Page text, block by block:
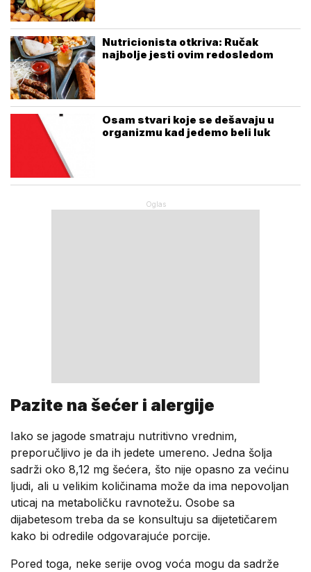
Nutricionista otkriva: Ručak
najbolje jesti ovim redosledom
Osam stvari koje se dešavaju u
organizmu kad jedemo beli luk
Pazite na šećer i alergije
Iako se jagode smatraju nutritivno vrednim,
preporučljivo je da ih jedete umereno. Jedna šolja
sadrži oko 8,12 mg šećera, što nije opasno za većinu
ljudi, ali u velikim količinama može da ima nepovoljan
uticaj na metaboličku ravnotežu. Osobe sa
dijabetesom treba da se konsultuju sa dijetetičarem
kako bi odredile odgovarajuće porcije.
Pored toga, neke serije ovog voća mogu da sadrže